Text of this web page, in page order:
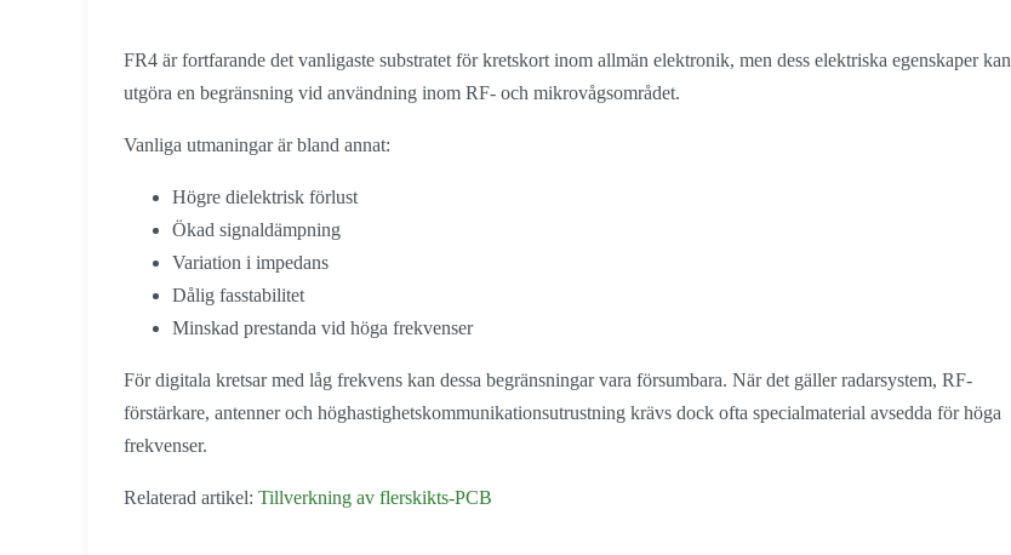
FR4 är fortfarande det vanligaste substratet för kretskort inom allmän elektronik, men dess elektriska egenskaper kan
utgöra en begränsning vid användning inom RF- och mikrovågsområdet.
Vanliga utmaningar är bland annat:
Högre dielektrisk förlust
Ökad signaldämpning
Variation i impedans
Dålig fasstabilitet
Minskad prestanda vid höga frekvenser
För digitala kretsar med låg frekvens kan dessa begränsningar vara försumbara. När det gäller radarsystem, RF-
förstärkare, antenner och höghastighetskommunikationsutrustning krävs dock ofta specialmaterial avsedda för höga
frekvenser.
Relaterad artikel: Tillverkning av flerskikts-PCB